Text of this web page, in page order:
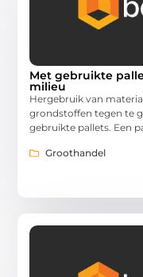
Met gebruikte
milieu
Hergebruik van
grondstoffen tegen te
gebruikte pallets. Een
Groothandel